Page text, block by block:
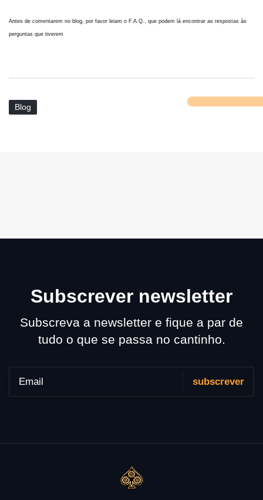
Antes de comentarem no blog, por favor leiam o F.A.Q. , que podem lá encontrar as respostas às
perguntas que tiverem
Blog
Subscrever newsletter
Subscreva a newsletter e fique a par de
tudo o que se passa no cantinho.